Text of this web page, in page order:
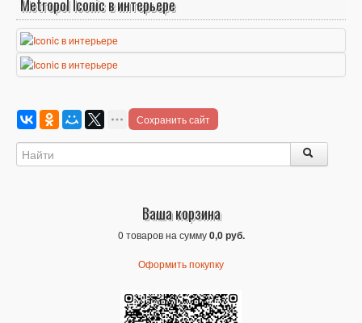
Metropol Iconic в интерьере
Сохранить сайт
Ваша корзина
0 товаров на сумму0,0 руб.
Оформить покупку